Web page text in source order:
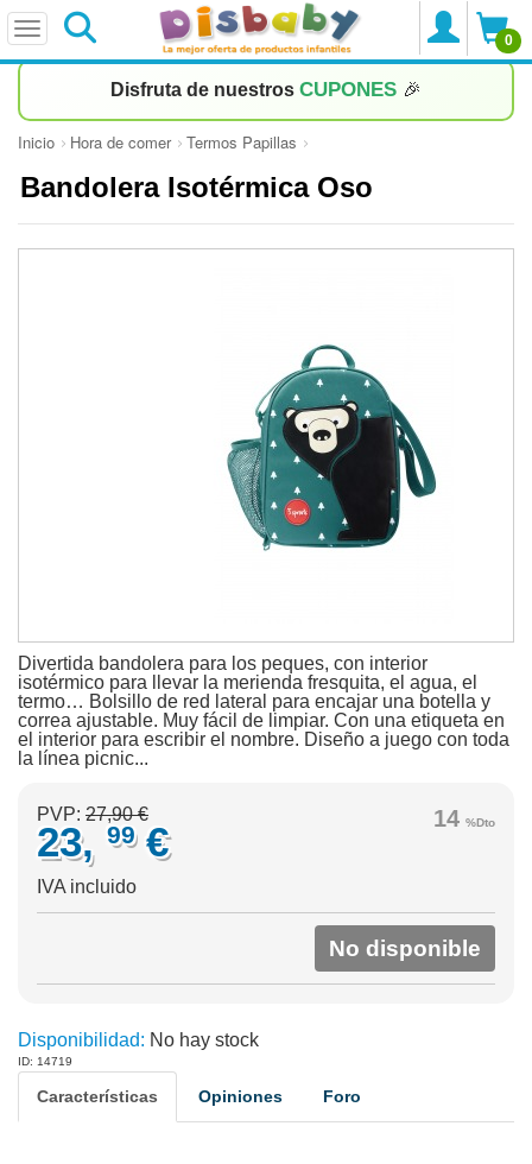
0
Disfruta de nuestros CUPONES 🎉
Inicio Hora de comer Termos Papillas
Bandolera Isotérmica Oso
Divertida bandolera para los peques, con interior
isotérmico para llevar la merienda fresquita, el agua, el
termo… Bolsillo de red lateral para encajar una botella y
correa ajustable. Muy fácil de limpiar. Con una etiqueta en
el interior para escribir el nombre. Diseño a juego con toda
la línea picnic...
14 %Dto
PVP: 27,90 €
23, 99 €
IVA incluido
No disponible
Disponibilidad: No hay stock
ID: 14719
Características Opiniones Foro